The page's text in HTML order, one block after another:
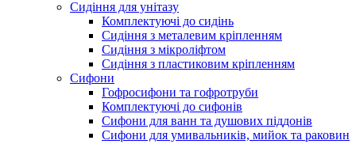
Сидіння для унітазу
Комплектуючі до сидінь
Сидіння з металевим кріпленням
Сидіння з мікроліфтом
Сидіння з пластиковим кріпленням
Сифони
Гофросифони та гофротруби
Комплектуючі до сифонів
Сифони для ванн та душових піддонів
Сифони для умивальників, мийок та раковин